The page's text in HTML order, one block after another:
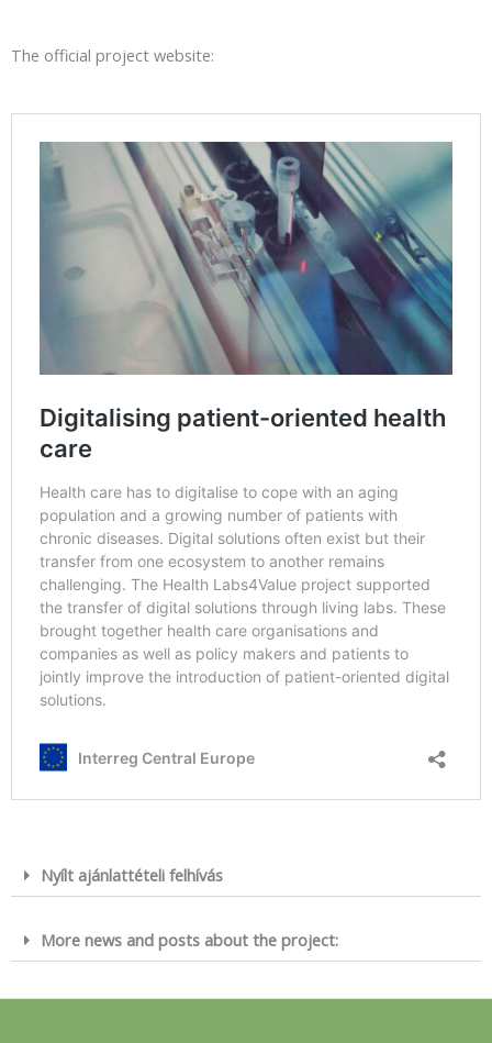
The official project website:
Nyílt ajánlattételi felhívás
More news and posts about the project: